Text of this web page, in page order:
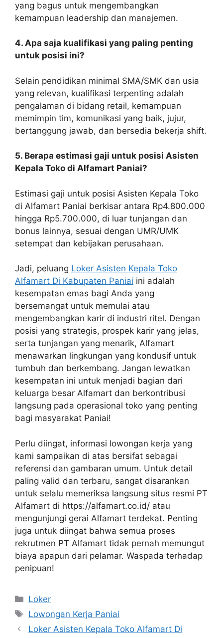
yang bagus untuk mengembangkan
kemampuan leadership dan manajemen.
4. Apa saja kualifikasi yang paling penting
untuk posisi ini?
Selain pendidikan minimal SMA/SMK dan usia
yang relevan, kualifikasi terpenting adalah
pengalaman di bidang retail, kemampuan
memimpin tim, komunikasi yang baik, jujur,
bertanggung jawab, dan bersedia bekerja shift.
5. Berapa estimasi gaji untuk posisi Asisten
Kepala Toko di Alfamart Paniai?
Estimasi gaji untuk posisi Asisten Kepala Toko
di Alfamart Paniai berkisar antara Rp4.800.000
hingga Rp5.700.000, di luar tunjangan dan
bonus lainnya, sesuai dengan UMR/UMK
setempat dan kebijakan perusahaan.
Jadi, peluang Loker Asisten Kepala Toko
Alfamart Di Kabupaten Paniai ini adalah
kesempatan emas bagi Anda yang
bersemangat untuk memulai atau
mengembangkan karir di industri ritel. Dengan
posisi yang strategis, prospek karir yang jelas,
serta tunjangan yang menarik, Alfamart
menawarkan lingkungan yang kondusif untuk
tumbuh dan berkembang. Jangan lewatkan
kesempatan ini untuk menjadi bagian dari
keluarga besar Alfamart dan berkontribusi
langsung pada operasional toko yang penting
bagi masyarakat Paniai!
Perlu diingat, informasi lowongan kerja yang
kami sampaikan di atas bersifat sebagai
referensi dan gambaran umum. Untuk detail
paling valid dan terbaru, sangat disarankan
untuk selalu memeriksa langsung situs resmi PT
Alfamart di https://alfamart.co.id/ atau
mengunjungi gerai Alfamart terdekat. Penting
juga untuk diingat bahwa semua proses
rekrutmen PT Alfamart tidak pernah memungut
biaya apapun dari pelamar. Waspada terhadap
penipuan!
Kategori
Loker
Tag
Lowongan Kerja Paniai
Loker Asisten Kepala Toko Alfamart Di